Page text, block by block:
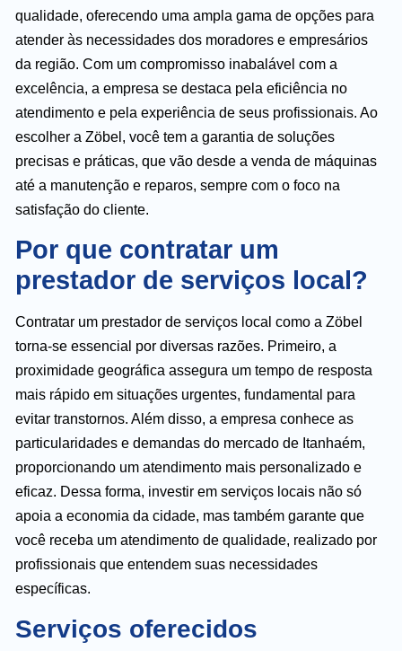
qualidade, oferecendo uma ampla gama de opções para
atender às necessidades dos moradores e empresários
da região. Com um compromisso inabalável com a
excelência, a empresa se destaca pela eficiência no
atendimento e pela experiência de seus profissionais. Ao
escolher a Zöbel, você tem a garantia de soluções
precisas e práticas, que vão desde a venda de máquinas
até a manutenção e reparos, sempre com o foco na
satisfação do cliente.
Por que contratar um
prestador de serviços local?
Contratar um prestador de serviços local como a Zöbel
torna-se essencial por diversas razões. Primeiro, a
proximidade geográfica assegura um tempo de resposta
mais rápido em situações urgentes, fundamental para
evitar transtornos. Além disso, a empresa conhece as
particularidades e demandas do mercado de Itanhaém,
proporcionando um atendimento mais personalizado e
eficaz. Dessa forma, investir em serviços locais não só
apoia a economia da cidade, mas também garante que
você receba um atendimento de qualidade, realizado por
profissionais que entendem suas necessidades
específicas.
Serviços oferecidos